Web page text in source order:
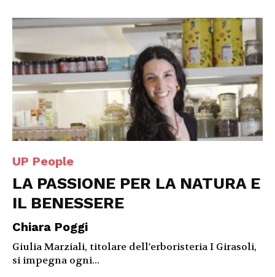
UP People
LA PASSIONE PER LA NATURA E
IL BENESSERE
Chiara Poggi
Giulia Marziali, titolare dell'erboristeria I Girasoli,
si impegna ogni...